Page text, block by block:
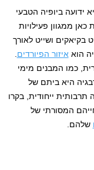
ידועה ביופיה הטבעי
ממגוון פעילויות
בקיאקים ושייט לאורך
הוא איזור הפיורדים
כמו המבנים מימי
היא ביתם של
תרבותית ייחודית, בקרו
המסורתי של
שלהם.